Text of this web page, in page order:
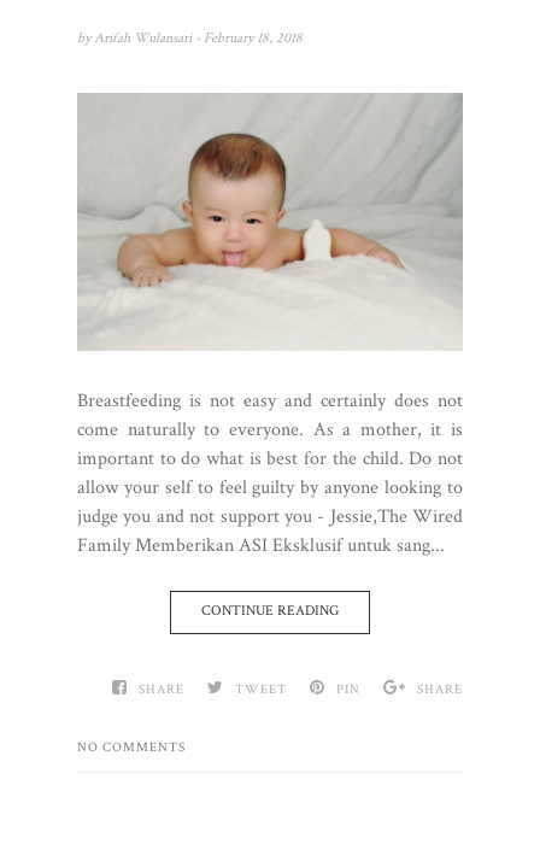
by Arifah Wulansari - February 18, 2018
Breastfeeding is not easy and certainly does not
come naturally to everyone. As a mother, it is
important to do what is best for the child. Do not
allow your self to feel guilty by anyone looking to
judge you and not support you - Jessie,The Wired
Family Memberikan ASI Eksklusif untuk sang...
CONTINUE READING
SHARE TWEET PIN SHARE
NO COMMENTS